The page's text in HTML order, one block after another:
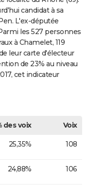
candidat à sa
L'ex-députée
les 527 personnes
à Chamelet, 119
leur carte d'électeur
de 23% au niveau
cet indicateur
des voix
Voix
25,35% 108
24,88% 106